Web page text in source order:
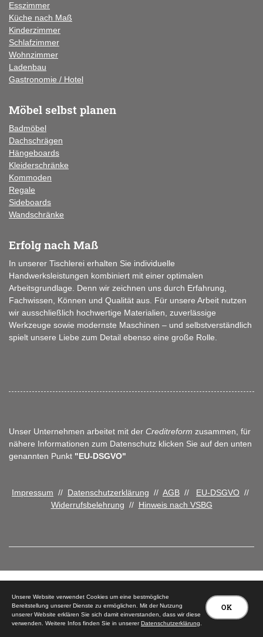
Esszimmer
Küche nach Maß
Kinderzimmer
Schlafzimmer
Wohnzimmer
Ladenbau
Gastronomie / Hotel
Möbel selbst planen
Badmöbel
Dachschrägen
Hängeboards
Kleiderschränke
Kommoden
Regale
Sideboards
Wandschränke
Erfolg nach Maß
In unserer Tischlerei erhalten Sie individuelle
Handwerksleistungen kombiniert mit einer optimalen
Arbeitsgrundlage. Denn wir zeichnen uns durch Erfahrung,
Fachwissen, Können und Qualität aus. Für unsere Arbeit nutzen
wir ausschließlich hochwertige Materialien, zuverlässige
Werkzeuge sowie modernste Maschinen – und selbstverständlich
spielt unsere Liebe zum Detail ebenso eine große Rolle.
Unser Unternehmen arbeitet mit der Creditreform zusammen, für
nähere Informationen zum Datenschutz klicken Sie auf den unten
genannten Punkt "EU-DSGVO"
Impressum // Datenschutzerklärung // AGB // EU-DSGVO //
Widerrufsbelehrung // Hinweis nach VSBG
© 2026 Tischlerei Peter Carstensen
OK
Unsere Website verwendet Cookies um eine bestmögliche
Bereitstellung unserer Dienste zu ermöglichen. Mit der Nutzung
unserer Website erklären Sie sich damit einverstanden, dass wir diese
verwenden. Weitere Infos finden Sie in unsererDatenschutzerklärung